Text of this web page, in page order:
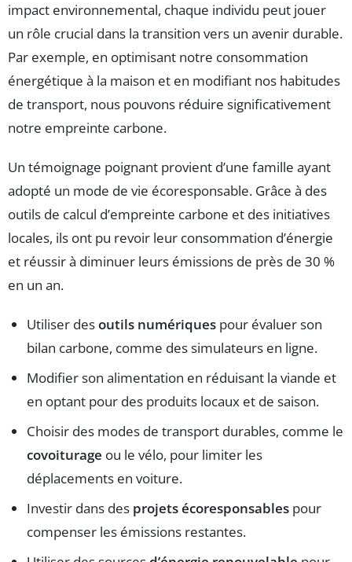
impact environnemental, chaque individu peut jouer
un rôle crucial dans la transition vers un avenir durable.
Par exemple, en optimisant notre consommation
énergétique à la maison et en modifiant nos habitudes
de transport, nous pouvons réduire significativement
notre empreinte carbone.
Un témoignage poignant provient d’une famille ayant
adopté un mode de vie écoresponsable. Grâce à des
outils de calcul d’empreinte carbone et des initiatives
locales, ils ont pu revoir leur consommation d’énergie
et réussir à diminuer leurs émissions de près de 30 %
en un an.
Utiliser desoutils numériques pour évaluer son
bilan carbone, comme des simulateurs en ligne.
Modifier son alimentation en réduisant la viande et
en optant pour des produits locaux et de saison.
Choisir des modes de transport durables, comme le
covoiturage ou le vélo, pour limiter les
déplacements en voiture.
Investir dans des projets écoresponsables pour
compenser les émissions restantes.